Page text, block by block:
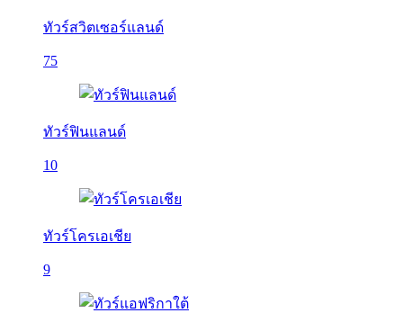
ทัวร์สวิตเซอร์แลนด์
75
ทัวร์ฟินแลนด์
10
ทัวร์โครเอเชีย
9